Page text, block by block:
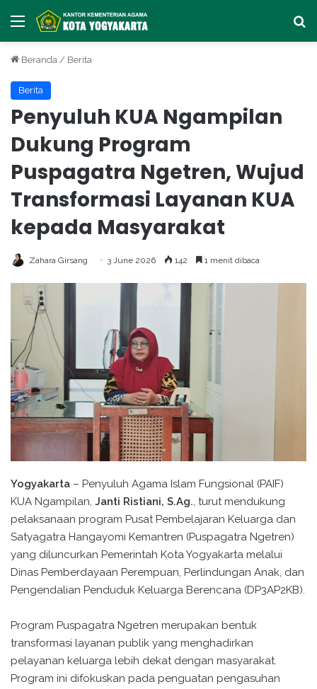
Menu
Beranda / Berita
Berita
Penyuluh KUA Ngampilan
Dukung Program
Puspagatra Ngetren, Wujud
Transformasi Layanan KUA
kepada Masyarakat
Zahara Girsang 3 June 2026 142 1 menit dibaca
Yogyakarta – Penyuluh Agama Islam Fungsional (PAIF)
KUA Ngampilan, Janti Ristiani, S.Ag., turut mendukung
pelaksanaan program Pusat Pembelajaran Keluarga dan
Satyagatra Hangayomi Kemantren (Puspagatra Ngetren)
yang diluncurkan Pemerintah Kota Yogyakarta melalui
Dinas Pemberdayaan Perempuan, Perlindungan Anak, dan
Pengendalian Penduduk Keluarga Berencana (DP3AP2KB).
Program Puspagatra Ngetren merupakan bentuk
transformasi layanan publik yang menghadirkan
pelayanan keluarga lebih dekat dengan masyarakat.
Program ini difokuskan pada penguatan pengasuhan